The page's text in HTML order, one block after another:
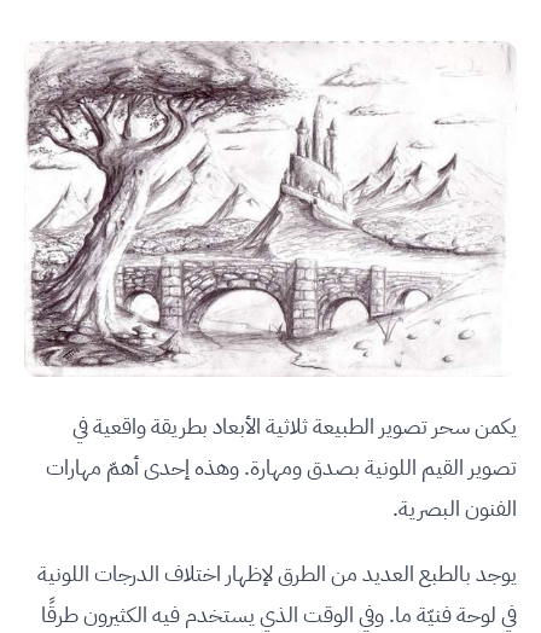
يكمن سحر تصوير الطبيعة ثلاثية الأبعاد بطريقة واقعية في
تصوير القيم اللونية بصدق ومهارة. وهذه إحدى أهمّ مهارات
الفنون البصرية.
يوجد بالطبع العديد من الطرق لإظهار اختلاف الدرجات اللونية
في لوحة فنيّة ما. وفي الوقت الذي يستخدم فيه الكثيرون طرقًا